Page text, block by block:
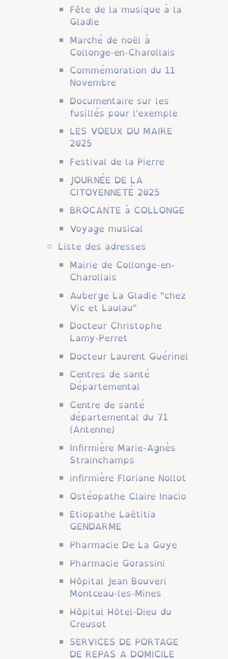
Fête de la musique à la
Gladie
Marché de noël à
Collonge-en-Charollais
Commémoration du 11
Novembre
Documentaire sur les
fusillés pour l'exemple
LES VOEUX DU MAIRE
2025
Festival de la Pierre
JOURNÉE DE LA
CITOYENNETÉ 2025
BROCANTE à COLLONGE
Voyage musical
Liste des adresses
Mairie de Collonge-en-
Charollais
Auberge La Gladie "chez
Vic et Laulau"
Docteur Christophe
Lamy-Perret
Docteur Laurent Guérinel
Centres de santé
Départemental
Centre de santé
départemental du 71
(Antenne)
Infirmière Marie-Agnès
Strainchamps
infirmière Floriane Nollot
Ostéopathe Claire Inacio
Etiopathe Laëtitia
GENDARME
Pharmacie De La Guye
Pharmacie Gorassini
Hôpital Jean Bouveri
Montceau-les-Mines
Hôpital Hôtel-Dieu du
Creusot
SERVICES DE PORTAGE
DE REPAS A DOMICILE